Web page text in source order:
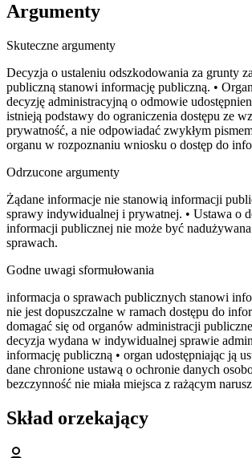
Argumenty
Skuteczne argumenty
Decyzja o ustaleniu odszkodowania za grunty
publiczną stanowi informację publiczną. •
decyzję administracyjną o odmowie
istnieją podstawy do ograniczenia dostępu ze
prywatność, a nie odpowiadać zwykłym
organu w rozpoznaniu wniosku o dostęp do
Odrzucone argumenty
Żądane informacje nie stanowią informacji
sprawy indywidualnej i prywatnej. • Ustawa o
informacji publicznej nie może być
sprawach.
Godne uwagi sformułowania
informacja o sprawach publicznych stanowi
nie jest dopuszczalne w ramach dostępu do
domagać się od organów administracji
decyzja wydana w indywidualnej sprawie
informację publiczną • organ udostępniając ją
dane chronione ustawą o ochronie danych
bezczynność nie miała miejsca z rażącym
Skład orzekający